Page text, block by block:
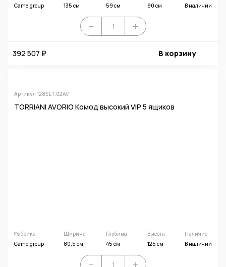
Camelgroup
135 см
59 см
90 см
В наличии
392 507 ₽ В корзину
Артикул 128SET.02AV
TORRIANI AVORIO Комод высокий VIP 5 ящиков
Фабрика
Camelgroup
Ширина
80,5 см
Глубина
45 см
Высота
125 см
Наличие
В наличии